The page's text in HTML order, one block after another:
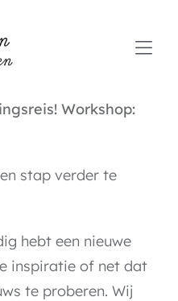
Workshop:
stap verder te
hebt een nieuwe
inspiratie of net dat
te proberen. Wij